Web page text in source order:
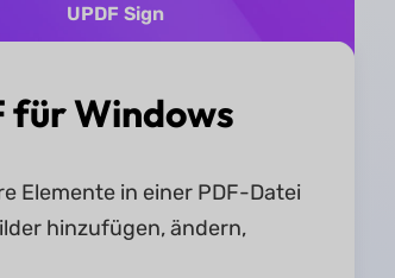
UPDF Sign
für Windows
Elemente in einer PDF-Datei
hinzufügen, ändern,